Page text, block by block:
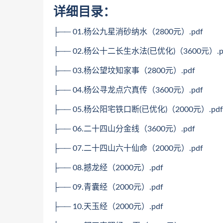
详细目录：
├── 01.杨公九星消砂纳水（2800元）.pdf
├── 02.杨公十二长生水法(已优化)（3600元）
├── 03.杨公望坟知家事（2800元）.pdf
├── 04.杨公寻龙点穴真传（3600元）.pdf
├── 05.杨公阳宅铁口断(已优化)（2000元）.pdf
├── 06.二十四山分金线（3600元）.pdf
├── 07.二十四山六十仙命（2000元）.pdf
├── 08.撼龙经（2000元）.pdf
├── 09.青囊经（2000元）.pdf
├── 10.天玉经（2000元）.pdf